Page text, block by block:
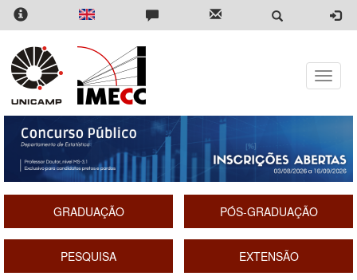
Pular
para
conteúdo
principal
Toggle
GRADUAÇÃO PÓS-GRADUAÇÃO
PESQUISA EXTENSÃO